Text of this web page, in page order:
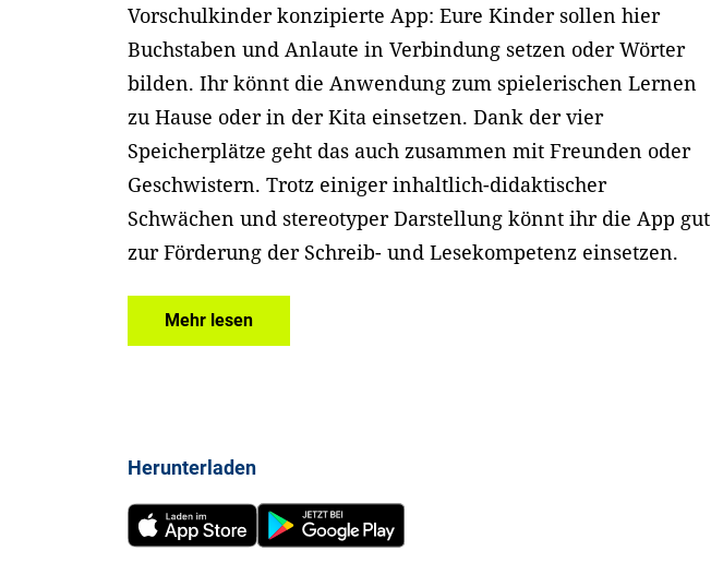
Vorschulkinder konzipierte App: Eure Kinder sollen hier
Buchstaben und Anlaute in Verbindung setzen oder Wörter
bilden. Ihr könnt die Anwendung zum spielerischen Lernen
zu Hause oder in der Kita einsetzen. Dank der vier
Speicherplätze geht das auch zusammen mit Freunden oder
Geschwistern. Trotz einiger inhaltlich-didaktischer
Schwächen und stereotyper Darstellung könnt ihr die App gut
zur Förderung der Schreib- und Lesekompetenz einsetzen.
Mehr lesen
Herunterladen